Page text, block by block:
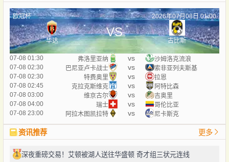
欧冠杯 2026年07月08日 01:00
华达
VS
古比斯
07-08 01:30 弗洛里亚纳 vs
沙姆洛克流浪
07-08 02:30
巴尼亚卢卡战士 vs
索非亚列夫斯基
07-08 02:30
特费奥里 vs
拉恩
07-08 02:45
克拉克斯维克 vs
阿特比森
07-08 03:00
维京古尔 vs
吉奥里
07-08 04:00
瑞士 vs
哥伦比亚
07-08 23:00
阿拉木图凯拉特 vs 尼卡斯克
资讯推荐 更多
1 深夜重磅交易！艾顿被湖人送往华盛顿 奇才组三状元连线